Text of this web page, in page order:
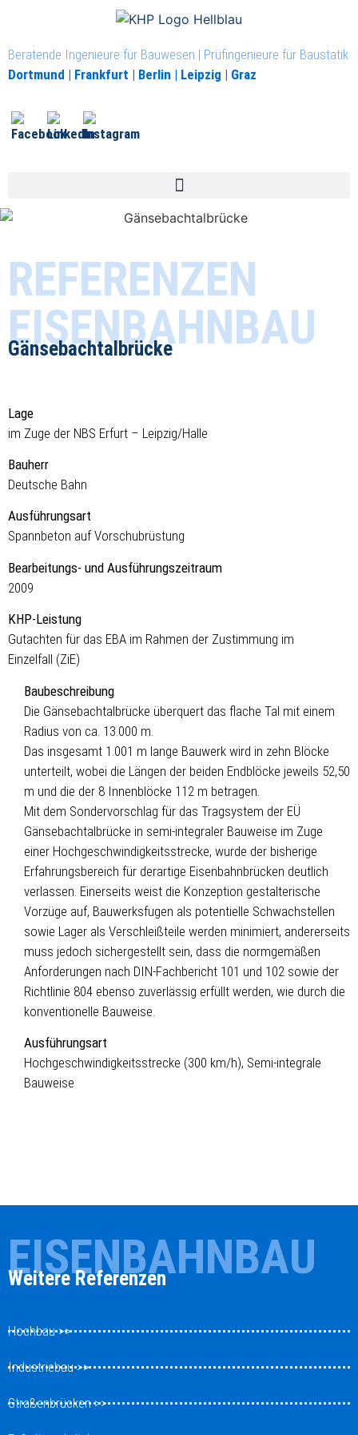
Beratende Ingenieure für Bauwesen | Prüfingenieure für Baustatik
Dortmund | Frankfurt | Berlin | Leipzig | Graz
REFERENZEN
EISENBAHNBAU
Gänsebachtalbrücke
Lage
im Zuge der NBS Erfurt – Leipzig/Halle
Bauherr
Deutsche Bahn
Ausführungsart
Spannbeton auf Vorschubrüstung
Bearbeitungs- und Ausführungszeitraum
2009
KHP-Leistung
Gutachten für das EBA im Rahmen der Zustimmung im
Einzelfall (ZiE)
Baubeschreibung
Die Gänsebachtalbrücke überquert das flache Tal mit einem
Radius von ca. 13.000 m.
Das insgesamt 1.001 m lange Bauwerk wird in zehn Blöcke
unterteilt, wobei die Längen der beiden Endblöcke jeweils 52,50
m und die der 8 Innenblöcke 112 m betragen.
Mit dem Sondervorschlag für das Tragsystem der EÜ
Gänsebachtalbrücke in semi-integraler Bauweise im Zuge
einer Hochgeschwindigkeitsstrecke, wurde der bisherige
Erfahrungsbereich für derartige Eisenbahnbrücken deutlich
verlassen. Einerseits weist die Konzeption gestalterische
Vorzüge auf, Bauwerksfugen als potentielle Schwachstellen
sowie Lager als Verschleißteile werden minimiert, andererseits
muss jedoch sichergestellt sein, dass die normgemäßen
Anforderungen nach DIN-Fachbericht 101 und 102 sowie der
Richtlinie 804 ebenso zuverlässig erfüllt werden, wie durch die
konventionelle Bauweise.
Ausführungsart
Hochgeschwindigkeitsstrecke (300 km/h), Semi-integrale
Bauweise
EISENBAHNBAU
Weitere Referenzen
Hochbau >>
Industriebau >>
Straßenbrücken >>